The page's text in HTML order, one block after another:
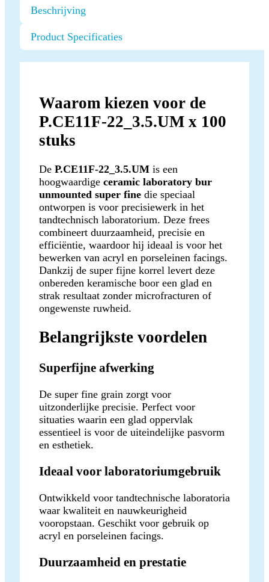
Beschrijving
Product Specificaties
Waarom kiezen voor de
P.CE11F-22_3.5.UM x 100
stuks
De P.CE11F-22_3.5.UM is een
hoogwaardige ceramic laboratory bur
unmounted super fine die speciaal
ontworpen is voor precisiewerk in het
tandtechnisch laboratorium. Deze frees
combineert duurzaamheid, precisie en
efficiëntie, waardoor hij ideaal is voor het
bewerken van acryl en porseleinen facings.
Dankzij de super fijne korrel levert deze
onbereden keramische boor een glad en
strak resultaat zonder microfracturen of
ongewenste ruwheid.
Belangrijkste voordelen
Superfijne afwerking
De super fine grain zorgt voor
uitzonderlijke precisie. Perfect voor
situaties waarin een glad oppervlak
essentieel is voor de uiteindelijke pasvorm
en esthetiek.
Ideaal voor laboratoriumgebruik
Ontwikkeld voor tandtechnische laboratoria
waar kwaliteit en nauwkeurigheid
vooropstaan. Geschikt voor gebruik op
acryl en porseleinen facings.
Duurzaamheid en prestatie